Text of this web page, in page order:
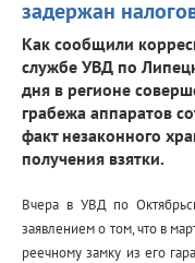
задержан
Как сообщили
службе УВД по
дня в регионе
грабежа аппаратов
факт незаконного
получения взятки.
Вчера в УВД по
заявлением о том, что в
реечному замку из его